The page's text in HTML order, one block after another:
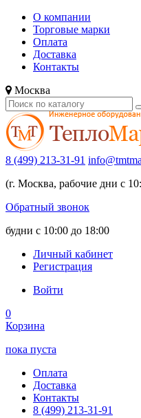
О компании
Торговые марки
Оплата
Доставка
Контакты
Москва
8 (499) 213-31-91
(г. Москва, рабочие дни с
Обратный звонок
будни с 10:00 до 18:00
Личный кабинет
Регистрация
Войти
0
Корзина
пока пуста
Оплата
Доставка
Контакты
8 (499) 213-31-91